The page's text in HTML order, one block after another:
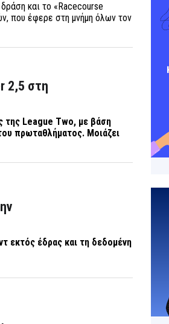
και το «Racecourse
που έφερε στη μνήμη όλων τον
2,5 στη
της League Two, με βάση
πρωταθλήματος. Μοιάζει
εκτός έδρας και τη δεδομένη